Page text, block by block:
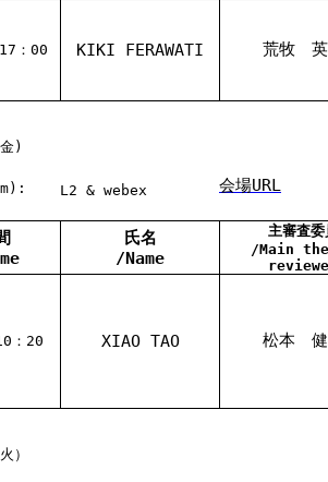
：00 KIKI FERAWATI 荒牧 英
)
L2 & webex 会場URL
氏名
/Name
主審査委
/Main
：20 XIAO TAO 松本 健
）